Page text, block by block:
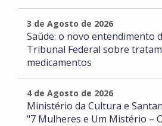
3 de Agosto de 2026
Saúde: o novo entendimento
Tribunal Federal sobre
medicamentos
4 de Agosto de 2026
Ministério da Cultura e
"7 Mulheres e Um Mistério –